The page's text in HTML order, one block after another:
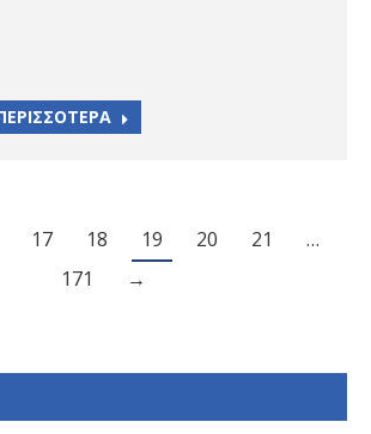
17 18 19 20 21
…
171
→